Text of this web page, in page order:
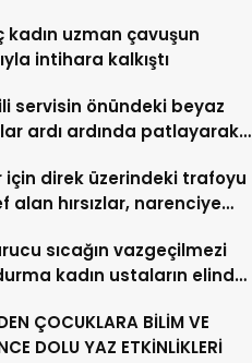
kadın uzman çavuşun
intihara kalkıştı
servisin önündeki beyaz
ardı ardında patlayarak
için direk üzerindeki trafoyu
alan hırsızlar, narenciye
sıcağın vazgeçilmezi
kadın ustaların elinde
ÇOCUKLARA BİLİM VE
DOLU YAZ ETKİNLİKLERİ